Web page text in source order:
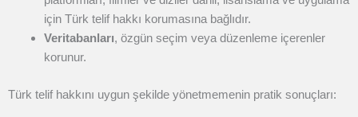
için Türk telif hakkı korumasına bağlıdır.
Veritabanları, özgün seçim veya düzenleme içerenler
korunur.
Türk telif hakkını uygun şekilde yönetmemenin pratik sonuçları: